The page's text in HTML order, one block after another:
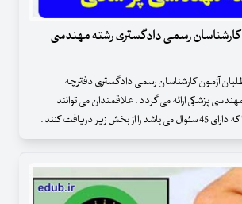
کارشناسان رسمی دادگستری رشته مهندسی
آزمون کارشناسان رسمی دادگستری دفترچه
پزشکی ارائه می گردد . علاقمندان می توانند
زیر دریافت کنند .